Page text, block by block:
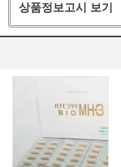
상품정보고시 보기